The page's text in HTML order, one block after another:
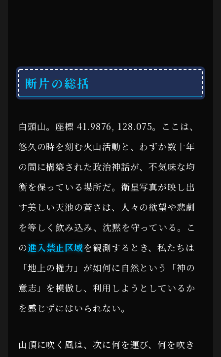
断片の総括
白頭山。座標 41.9876, 128.075。ここは、
悠久の時を刻む火山活動と、わずか数十年
の間に構築された政治神話が、不気味な均
衡を保っている場所だ。衛星写真が映し出
す美しい天池の蒼さは、人々の欲望や悲劇
を等しく飲み込み、沈黙を守っている。こ
の進入禁止区域を観測するとき、私たちは
「地上の権力」が如何に自然という「神の
意志」を模倣し、利用しようとしているか
を感じずにはいられない。
山頂に吹く風は、次に何を運び、何を吹き